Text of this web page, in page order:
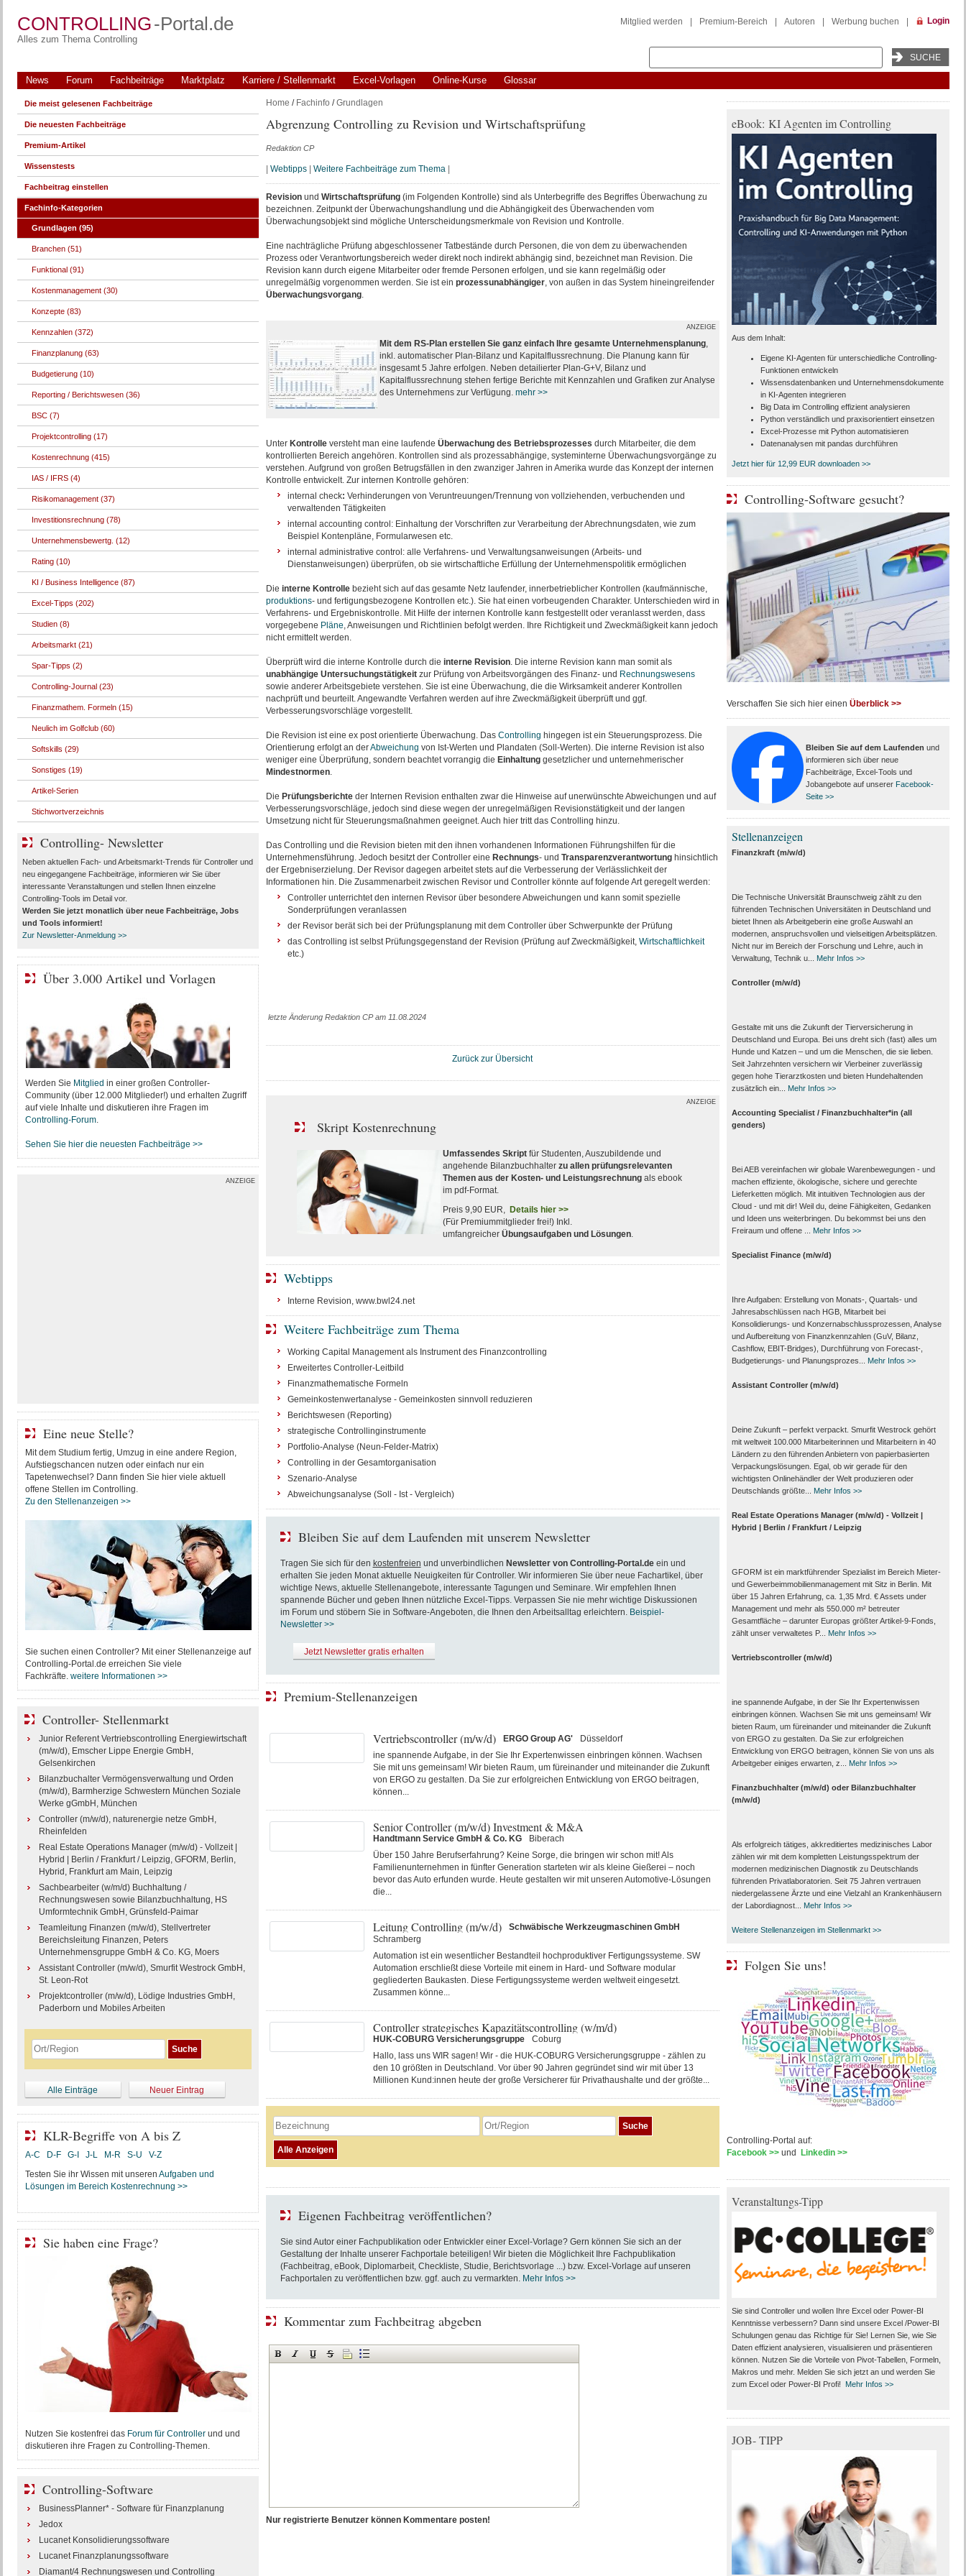
CONTROLLING-Portal.de
Alles zum Thema Controlling
Mitglied werden Premium-Bereich Autoren Werbung buchen Login
News Forum Fachbeiträge Marktplatz Karriere / Stellenmarkt Excel-Vorlagen Online-Kurse Glossar
Home / Fachinfo /Grundlagen
Abgrenzung Controlling zu Revision und Wirtschaftsprüfung
Redaktion CP
Webtipps| Weitere Fachbeiträge zum Thema
Revision und Wirtschaftsprüfung (im Folgenden Kontrolle) sind als Unterbegriffe des Begriffes Überwachung zu
bezeichnen. Zeitpunkt der Überwachungshandlung und die Abhängigkeit des Überwachenden vom
Überwachungsobjekt sind mögliche Unterscheidungsmerkmale von Revision und Kontrolle.
Eine nachträgliche Prüfung abgeschlossener Tatbestände durch Personen, die von dem zu überwachenden
Prozess oder Verantwortungsbereich weder direkt noch indirekt abhängig sind, bezeichnet man Revision. Die
Revision kann durch eigene Mitarbeiter oder fremde Personen erfolgen, und sie kann regelmäßig oder
unregelmäßig vorgenommen werden. Sie ist ein prozessunabhängiger, von außen in das System hineingreifender
Überwachungsvorgang.
ANZEIGE
Mit dem RS-Plan erstellen Sie ganz einfach Ihre gesamte Unternehmensplanung,
inkl. automatischer Plan-Bilanz und Kapitalflussrechnung. Die Planung kann für
insgesamt 5 Jahre erfolgen. Neben detailierter Plan-G+V, Bilanz und
Kapitalflussrechnung stehen fertige Berichte mit Kennzahlen und Grafiken zur Analyse
des Unternehmens zur Verfügung. mehr >>
Unter Kontrolleversteht man eine laufende Überwachung des Betriebsprozesses durch Mitarbeiter, die dem
kontrollierten Bereich angehören. Kontrollen sind als prozessabhängige, systeminterne Überwachungsvorgänge zu
verstehen. Aufgrund von großen Betrugsfällen in den zwanziger Jahren in Amerika wurde das Konzept der internen
Kontrolle entwickelt. Zur internen Kontrolle gehören:
internal check: Verhinderungen von Veruntreuungen/Trennung von vollziehenden, verbuchenden und
verwaltenden Tätigkeiten
internal accounting control: Einhaltung der Vorschriften zur Verarbeitung der Abrechnungsdaten, wie zum
Beispiel Kontenpläne, Formularwesen etc.
internal administrative control: alle Verfahrens- und Verwaltungsanweisungen (Arbeits- und
Dienstanweisungen) überprüfen, ob sie wirtschaftliche Erfüllung der Unternehmenspolitik ermöglichen
Die interne Kontrollebezieht sich auf das gesamte Netz laufender, innerbetrieblicher Kontrollen (kaufmännische,
produktions- und fertigungsbezogene Kontrollen etc.). Sie hat einen vorbeugenden Charakter. Unterschieden wird in
Verfahrens- und Ergebniskontrolle. Mit Hilfe der internen Kontrolle kann festgestellt oder veranlasst werden, dass
vorgegebene Pläne, Anweisungen und Richtlinien befolgt werden. Ihre Richtigkeit und Zweckmäßigkeit kann jedoch
nicht ermittelt werden.
Überprüft wird die interne Kontrolle durch die interne Revision. Die interne Revision kann man somit als
unabhängige Untersuchungstätigkeitzur Prüfung von Arbeitsvorgängen des Finanz- und Rechnungswesens
sowie anderer Arbeitsgebiete verstehen. Sie ist eine Überwachung, die die Wirksamkeit anderer Kontrollen
nachprüft und beurteilt. Angewandte Verfahren werden auf ihre Zweckmäßigkeit überprüft und ggf.
Verbesserungsvorschläge vorgestellt.
Die Revision ist eine ex post orientierte Überwachung. Das Controlling hingegen ist ein Steuerungsprozess. Die
Orientierung erfolgt an derAbweichung von Ist-Werten und Plandaten (Soll-Werten). Die interne Revision ist also
weniger eine Überprüfung, sondern beachtet vorrangig die Einhaltunggesetzlicher und unternehmerischer
Mindestnormen.
Die Prüfungsberichteder Internen Revision enthalten zwar die Hinweise auf unerwünschte Abweichungen und auf
Verbesserungsvorschläge, jedoch sind diese wegen der unregelmäßigen Revisionstätigkeit und der langen
Umsetzung nicht für Steuerungsmaßnahmen geeignet. Auch hier tritt das Controlling hinzu.
Das Controlling und die Revision bieten mit den ihnen vorhandenen Informationen Führungshilfen für die
Unternehmensführung. Jedoch besitzt der Controller eine Rechnungs- und Transparenzverantwortunghinsichtlich
der Ergebniserzielung. Der Revisor dagegen arbeitet stets auf die Verbesserung der Verlässlichkeit der
Informationen hin. Die Zusammenarbeit zwischen Revisor und Controller könnte auf folgende Art geregelt werden:
Controller unterrichtet den internen Revisor über besondere Abweichungen und kann somit spezielle
Sonderprüfungen veranlassen
der Revisor berät sich bei der Prüfungsplanung mit dem Controller über Schwerpunkte der Prüfung
das Controlling ist selbst Prüfungsgegenstand der Revision (Prüfung auf Zweckmäßigkeit, Wirtschaftlichkeit
etc.)
letzte Änderung Redaktion CP am 11.08.2024
Zurück zur Übersicht
ANZEIGE
Skript Kostenrechnung
Umfassendes Skriptfür Studenten, Auszubildende und
angehende Bilanzbuchhalter zu allen prüfungsrelevanten
Themen aus der Kosten- und Leistungsrechnungals ebook
im pdf-Format.
Preis 9,90 EUR, Details hier >>
(Für Premiummitglieder frei!) Inkl.
umfangreicher Übungsaufgaben und Lösungen.
Webtipps
Interne Revision, www.bwl24.net
Weitere Fachbeiträge zum Thema
Working Capital Management als Instrument des Finanzcontrolling
Erweitertes Controller-Leitbild
Finanzmathematische Formeln
Gemeinkostenwertanalyse - Gemeinkosten sinnvoll reduzieren
Berichtswesen (Reporting)
strategische Controllinginstrumente
Portfolio-Analyse (Neun-Felder-Matrix)
Controlling in der Gesamtorganisation
Szenario-Analyse
Abweichungsanalyse (Soll - Ist - Vergleich)
Bleiben Sie auf dem Laufenden mit unserem Newsletter
Tragen Sie sich für den kostenfreien und unverbindlichen Newsletter von Controlling-Portal.deein und
erhalten Sie jeden Monat aktuelle Neuigkeiten für Controller. Wir informieren Sie über neue Fachartikel, über
wichtige News, aktuelle Stellenangebote, interessante Tagungen und Seminare. Wir empfehlen Ihnen
spannende Bücher und geben Ihnen nützliche Excel-Tipps. Verpassen Sie nie mehr wichtige Diskussionen
im Forum und stöbern Sie in Software-Angeboten, die Ihnen den Arbeitsalltag erleichtern. Beispiel-
Newsletter >>
Jetzt Newsletter gratis erhalten
Premium-Stellenanzeigen
Vertriebscontroller (m/w/d) ERGO Group AG'
Düsseldorf
ine spannende Aufgabe, in der Sie Ihr Expertenwissen einbringen können. Wachsen
Sie mit uns gemeinsam! Wir bieten Raum, um füreinander und miteinander die Zukunft
von ERGO zu gestalten. Da Sie zur erfolgreichen Entwicklung von ERGO beitragen,
können...
Senior Controller (m/w/d) Investment & M&A
Handtmann Service GmbH & Co. KG
Biberach
Über 150 Jahre Berufserfahrung? Keine Sorge, die bringen wir schon mit! Als
Familienunternehmen in fünfter Generation starteten wir als kleine Gießerei – noch
bevor das Auto erfunden wurde. Heute gestalten wir mit unseren Automotive-Lösungen
die...
Leitung Controlling (m/w/d)
Schwäbische Werkzeugmaschinen GmbH
Schramberg
Automation ist ein wesentlicher Bestandteil hochproduktiver Fertigungssysteme. SW
Automation erschließt diese Vorteile mit einem in Hard- und Software modular
gegliederten Baukasten. Diese Fertigungs­systeme werden weltweit eingesetzt.
Zusammen könne...
Controller strategisches Kapazitätscontrolling (w/m/d)
HUK-COBURG Versicherungsgruppe
Coburg
Hallo, lass uns WIR sagen! Wir - die HUK-COBURG Versicherungsgruppe - zählen zu
den 10 größten in Deutschland. Vor über 90 Jahren gegründet sind wir mit über 13
Millionen Kund:innen heute der große Versicherer für Privathaushalte und der größte...
Eigenen Fachbeitrag veröffentlichen?
Sie sind Autor einer Fachpublikation oder Entwickler einer Excel-Vorlage? Gern können Sie sich an der
Gestaltung der Inhalte unserer Fachportale beteiligen! Wir bieten die Möglichkeit Ihre Fachpublikation
(Fachbeitrag, eBook, Diplomarbeit, Checkliste, Studie, Berichtsvorlage ...) bzw. Excel-Vorlage auf unseren
Fachportalen zu veröffentlichen bzw. ggf. auch zu vermarkten. Mehr Infos >>
Kommentar zum Fachbeitrag abgeben
Nur registrierte Benutzer können Kommentare posten!
Die meist gelesenen Fachbeiträge
Die neuesten Fachbeiträge
Premium-Artikel
Wissenstests
Fachbeitrag einstellen
Fachinfo-Kategorien
Grundlagen (95)
Branchen (51)
Funktional (91)
Kostenmanagement (30)
Konzepte (83)
Kennzahlen (372)
Finanzplanung (63)
Budgetierung (10)
Reporting / Berichtswesen (36)
BSC (7)
Projektcontrolling (17)
Kostenrechnung (415)
IAS / IFRS (4)
Risikomanagement (37)
Investitionsrechnung (78)
Unternehmensbewertg. (12)
Rating (10)
KI / Business Intelligence (87)
Excel-Tipps (202)
Studien (8)
Arbeitsmarkt (21)
Spar-Tipps (2)
Controlling-Journal (23)
Finanzmathem. Formeln (15)
Neulich im Golfclub (60)
Softskills (29)
Sonstiges (19)
Artikel-Serien
Stichwortverzeichnis
Controlling- Newsletter
Neben aktuellen Fach- und Arbeitsmarkt-Trends für Controller und
neu eingegangene Fachbeiträge, informieren wir Sie über
interessante Veranstaltungen und stellen Ihnen einzelne
Controlling-Tools im Detail vor.
Werden Sie jetzt monatlich über neue Fachbeiträge, Jobs
und Toolsinformiert!
Zur Newsletter-Anmeldung >>
Über 3.000 Artikel und Vorlagen
Werden Sie Mitglied in einer großen Controller-
Community (über 12.000 Mitglieder!) und erhalten Zugriff
auf viele Inhalte und diskutieren ihre Fragen im
Controlling-Forum.
Sehen Sie hier die neuesten Fachbeiträge >>
ANZEIGE
Eine neue Stelle?
Mit dem Studium fertig, Umzug in eine andere Region,
Aufstiegschancen nutzen oder einfach nur ein
Tapetenwechsel? Dann finden Sie hier viele aktuell
offene Stellen im Controlling.
Zu den Stellenanzeigen >>
Sie suchen einen Controller? Mit einer Stellenanzeige auf
Controlling-Portal.de erreichen Sie viele
Fachkräfte. weitere Informationen >>
Controller- Stellenmarkt
Junior Referent Vertriebscontrolling Energiewirtschaft
(m/w/d), Emscher Lippe Energie GmbH,
Gelsenkirchen
Bilanzbuchalter Vermögensverwaltung und Orden
(m/w/d), Barmherzige Schwestern München Soziale
Werke gGmbH, München
Controller (m/w/d), naturenergie netze GmbH,
Rheinfelden
Real Estate Operations Manager (m/w/d) - Vollzeit |
Hybrid | Berlin / Frankfurt / Leipzig, GFORM, Berlin,
Hybrid, Frankfurt am Main, Leipzig
Sachbearbeiter (w/m/d) Buchhaltung /
Rechnungswesen sowie Bilanzbuchhaltung, HS
Umformtechnik GmbH, Grünsfeld-Paimar
Teamleitung Finanzen (m/w/d), Stellvertreter
Bereichsleitung Finanzen, Peters
Unternehmensgruppe GmbH & Co. KG, Moers
Assistant Controller (m/w/d), Smurfit Westrock GmbH,
St. Leon-Rot
Projektcontroller (m/w/d), Lödige Industries GmbH,
Paderborn und Mobiles Arbeiten
Alle Einträge Neuer Eintrag
KLR-Begriffe von A bis Z
A-C D-F G-I J-L M-R S-U
V-Z
Testen Sie ihr Wissen mit unseren Aufgaben und
Lösungen im Bereich Kostenrechnung >>
Sie haben eine Frage?
Nutzen Sie kostenfrei das Forum für Controllerund und
diskutieren ihre Fragen zu Controlling-Themen.
Controlling-Software
BusinessPlanner* - Software für Finanzplanung
Jedox
Lucanet Konsolidierungssoftware
Lucanet Finanzplanungssoftware
Diamant/4 Rechnungswesen und Controlling
eBook: KI Agenten im Controlling
Aus dem Inhalt:
Eigene KI-Agenten für unterschiedliche Controlling-
Funktionen entwickeln
Wissensdatenbanken und Unternehmensdokumente
in KI-Agenten integrieren
Big Data im Controlling effizient analysieren
Python verständlich und praxisorientiert einsetzen
Excel-Prozesse mit Python automatisieren
Datenanalysen mit pandas durchführen
Jetzt hier für 12,99 EUR downloaden >>
Controlling-Software gesucht?
Verschaffen Sie sich hier einen Überblick >>
Bleiben Sie auf dem Laufenden und
informieren sich über neue
Fachbeiträge, Excel-Tools und
Jobangebote auf unserer Facebook-
Seite >>
Stellenanzeigen
Finanzkraft (m/w/d)
Die Technische Universität Braunschweig zählt zu den
führenden Technischen Universitäten in Deutschland und
bietet Ihnen als Arbeit­geberin eine große Auswahl an
modernen, anspruchsvollen und vielseitigen Arbeits­plätzen.
Nicht nur im Bereich der Forschung und Lehre, auch in
Verwaltung, Technik u...
Mehr Infos >>
Controller (m/w/d)
Gestalte mit uns die Zukunft der Tierversicherung in
Deutschland und Europa. Bei uns dreht sich (fast) alles um
Hunde und Katzen – und um die Menschen, die sie lieben.
Seit Jahrzehnten versichern wir Vierbeiner zuverlässig
gegen hohe Tierarztkosten und bieten Hundehaltenden
zusätzlich ein...
Mehr Infos >>
Accounting Specialist / Finanzbuchhalter*in (all
genders)
Bei AEB vereinfachen wir globale Warenbewegungen - und
machen effiziente, ökologische, sichere und gerechte
Lieferketten möglich. Mit intuitiven Technologien aus der
Cloud - und mit dir! Weil du, deine Fähigkeiten, Gedanken
und Ideen uns weiterbringen. Du bekommst bei uns den
Freiraum und offene ...
Mehr Infos >>
Specialist Finance (m/w/d)
Ihre Aufgaben: Erstellung von Monats‑, Quartals‑ und
Jahresabschlüssen nach HGB, Mitarbeit bei
Konsolidierungs‑ und Konzernabschlussprozessen, Analyse
und Aufbereitung von Finanzkennzahlen (GuV, Bilanz,
Cashflow, EBIT-Bridges), Durchführung von Forecast‑,
Budgetierungs‑ und Planungsprozes...
Mehr Infos >>
Assistant Controller (m/w/d)
Deine Zukunft – perfekt verpackt. Smurfit Westrock gehört
mit weltweit 100.000 Mitarbeiter­innen und Mitarbeitern in 40
Ländern zu den führenden Anbietern von papier­basierten
Verpackungs­lösungen. Egal, ob wir gerade für den
wichtigsten Onlinehändler der Welt produzieren oder
Deutschlands größte...
Mehr Infos >>
Real Estate Operations Manager (m/w/d) - Vollzeit |
Hybrid | Berlin / Frankfurt / Leipzig
GFORM ist ein marktführender Spezialist im Bereich Mieter-
und Gewerbeimmobilienmanagement mit Sitz in Berlin. Mit
über 15 Jahren Erfahrung, ca. 1,35 Mrd. € Assets under
Management und mehr als 550.000 m² betreuter
Gesamtfläche – darunter Europas größter Artikel-9-Fonds,
zählt unser verwaltetes P...
Mehr Infos >>
Vertriebscontroller (m/w/d)
ine spannende Aufgabe, in der Sie Ihr Expertenwissen
einbringen können. Wachsen Sie mit uns gemeinsam! Wir
bieten Raum, um füreinander und miteinander die Zukunft
von ERGO zu gestalten. Da Sie zur erfolgreichen
Entwicklung von ERGO beitragen, können Sie von uns als
Arbeitgeber einiges erwarten, z...
Mehr Infos >>
Finanzbuchhalter (m/w/d) oder Bilanzbuchhalter
(m/w/d)
Als erfolgreich tätiges, akkreditiertes medizinisches Labor
zählen wir mit dem kompletten Leistungs­spektrum der
modernen medizinischen Diagnostik zu Deutschlands
führenden Privat­laboratorien. Seit 75 Jahren vertrauen
nieder­gelassene Ärzte und eine Vielzahl an Kranken­häusern
der Labor­diagnost...
Mehr Infos >>
Weitere Stellenanzeigen im Stellenmarkt >>
Folgen Sie uns!
Controlling-Portal auf:
Facebook >>und Linkedin >>
Veranstaltungs-Tipp
Sie sind Controller und wollen Ihre Excel oder Power-BI
Kenntnisse verbessern? Dann sind unsere Excel /Power-BI
Schulungen genau das Richtige für Sie! Lernen Sie, wie Sie
Daten effizient analysieren, visualisieren und präsentieren
können. Nutzen Sie die Vorteile von Pivot-Tabellen, Formeln,
Makros und mehr. Melden Sie sich jetzt an und werden Sie
zum Excel oder Power-BI Profi!
Mehr Infos >>
JOB- TIPP